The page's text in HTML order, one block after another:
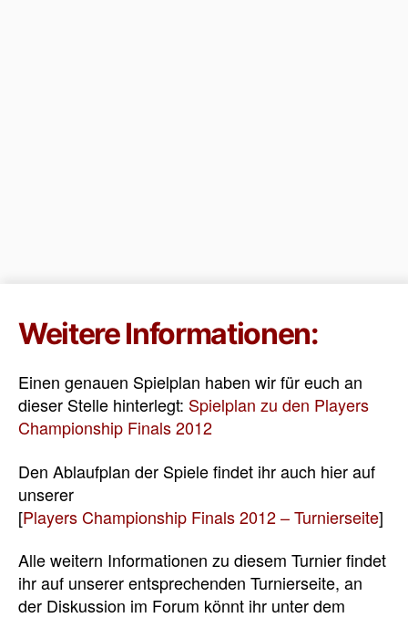
Weitere Informationen:
Einen genauen Spielplan haben wir für euch an
dieser Stelle hinterlegt: Spielplan zu den Players
Championship Finals 2012
Den Ablaufplan der Spiele findet ihr auch hier auf
unserer
[Players Championship Finals 2012 – Turnierseite]
Alle weitern Informationen zu diesem Turnier findet
ihr auf unserer entsprechenden Turnierseite, an
der Diskussion im Forum könnt ihr unter dem